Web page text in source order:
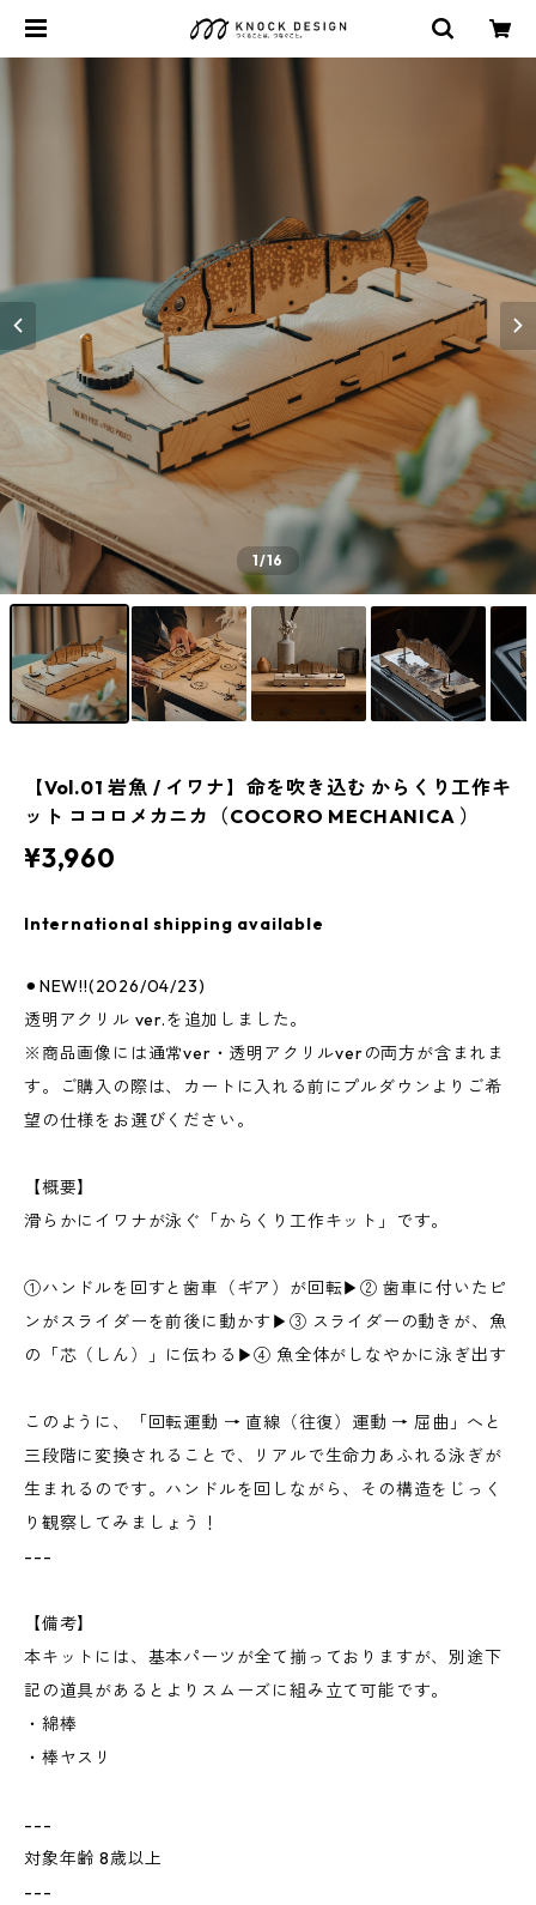
1/16
【Vol.01 岩魚 / イワナ】命を吹き込む からくり工作キ
ット ココロメカニカ（COCORO MECHANICA ）
¥3,960
International shipping available
⚫︎NEW!!(2026/04/23)
透明アクリル ver.を追加しました。
※商品画像には通常ver・透明アクリルverの両方が含まれま
す。ご購入の際は、カートに入れる前にプルダウンよりご希
望の仕様をお選びください。
【概要】
滑らかにイワナが泳ぐ「からくり工作キット」です。
①ハンドルを回すと歯車（ギア）が回転▶︎② 歯車に付いたピ
ンがスライダーを前後に動かす▶︎③ スライダーの動きが、魚
の「芯（しん）」に伝わる▶︎④ 魚全体がしなやかに泳ぎ出す
このように、「回転運動 → 直線（往復）運動 → 屈曲」へと
三段階に変換されることで、リアルで生命力あふれる泳ぎが
生まれるのです。ハンドルを回しながら、その構造をじっく
り観察してみましょう！
---
【備考】
本キットには、基本パーツが全て揃っておりますが、別途下
記の道具があるとよりスムーズに組み立て可能です。
・綿棒
・棒ヤスリ
---
対象年齢 8歳以上
---